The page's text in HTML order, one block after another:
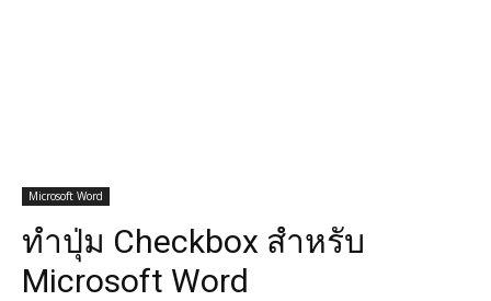
Microsoft Word
ทำปุ่ม Checkbox สำหรับ
Microsoft Word